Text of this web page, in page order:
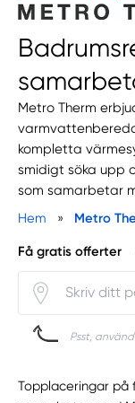
Metro Therm
kompletta
smidigt söka upp
som samarbetar
Hem
» Metro
Få gratis offerter
Psst,
Topplaceringar på